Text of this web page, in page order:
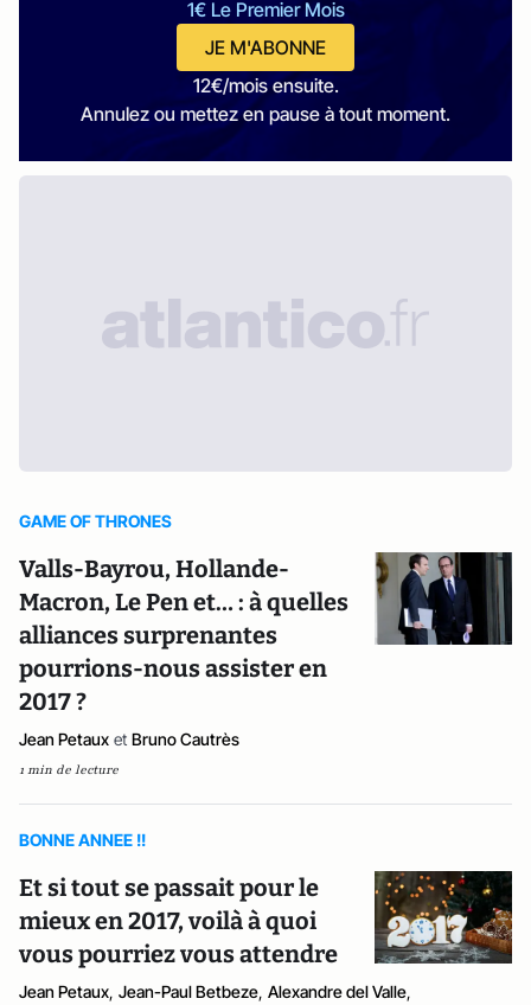
1€ Le Premier Mois
JE M'ABONNE
12€/mois ensuite.
Annulez ou mettez en pause à tout moment.
GAME OF THRONES
Valls-Bayrou, Hollande-
Macron, Le Pen et… : à quelles
alliances surprenantes
pourrions-nous assister en
2017 ?
Jean Petaux et Bruno Cautrès
1 min de lecture
BONNE ANNEE !!
Et si tout se passait pour le
mieux en 2017, voilà à quoi
vous pourriez vous attendre
Jean Petaux, Jean-Paul Betbeze, Alexandre del Valle,